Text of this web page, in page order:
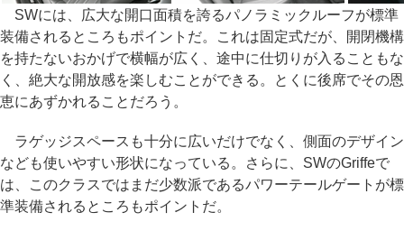
SWには、広大な開口面積を誇るパノラミックルーフが標準
装備されるところもポイントだ。これは固定式だが、開閉機構
を持たないおかげで横幅が広く、途中に仕切りが入ることもな
く、絶大な開放感を楽しむことができる。とくに後席でその恩
恵にあずかれることだろう。
ラゲッジスペースも十分に広いだけでなく、側面のデザイン
なども使いやすい形状になっている。さらに、SWのGriffeで
は、このクラスではまだ少数派であるパワーテールゲートが標
準装備されるところもポイントだ。